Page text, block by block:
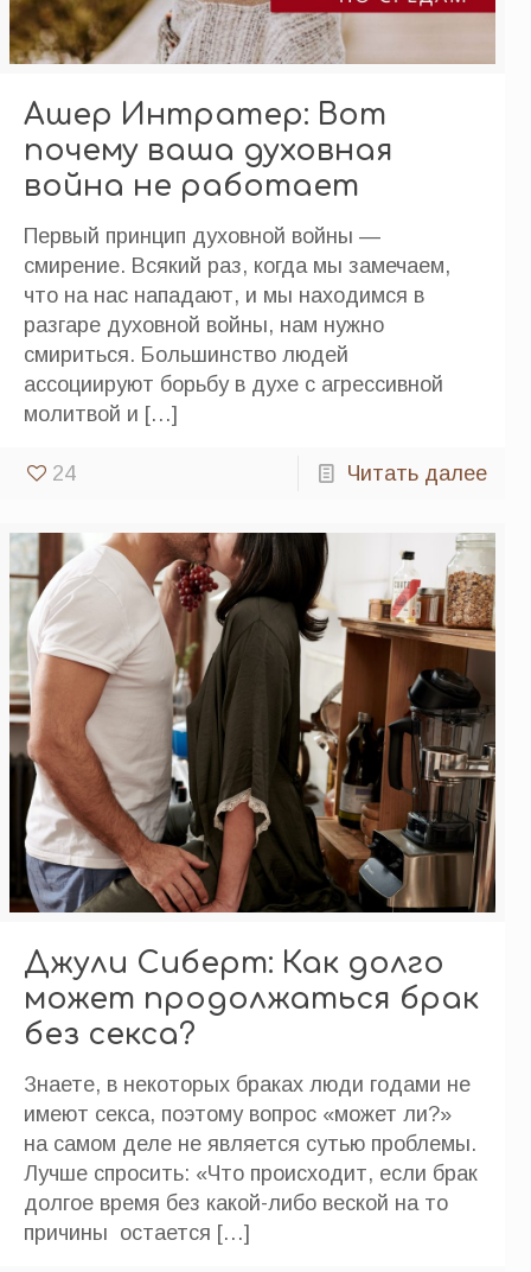
Ашер Интратер: Вот
почему ваша духовная
война не работает
Первый принцип духовной войны —
смирение. Всякий раз, когда мы замечаем,
что на нас нападают, и мы находимся в
разгаре духовной войны, нам нужно
смириться. Большинство людей
ассоциируют борьбу в духе с агрессивной
молитвой и […]
24 Читать далее
Джули Сиберт: Как долго
может продолжаться брак
без секса?
Знаете, в некоторых браках люди годами не
имеют секса, поэтому вопрос «может ли?»
на самом деле не является сутью проблемы.
Лучше спросить: «Что происходит, если брак
долгое время без какой-либо веской на то
причины остается […]